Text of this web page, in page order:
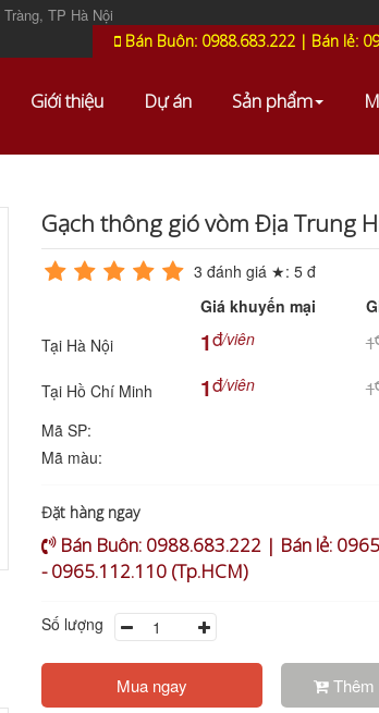
TP Hà Nội
Bán Buôn: 0988.683.222 | Bán lẻ:
Giới thiệu Dự án Sản phẩm
Gạch thông gió vòm Địa Trung
3 đánh giá ★: 5đ
Giá khuyến mại
Tại Hà Nội
1đ/viên 1
Tại Hồ Chí Minh 1đ/viên 1
Mã SP:
Mã màu:
Đặt hàng ngay
Bán Buôn: 0988.683.222 | Bán lẻ:
- 0965.112.110 (Tp.HCM)
Số lượng
Mua ngay Thêm